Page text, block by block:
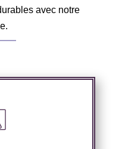
avec notre
web à travers les
les principaux